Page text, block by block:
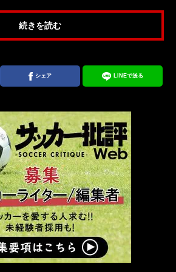
続きを読む
シェア LINEで送る